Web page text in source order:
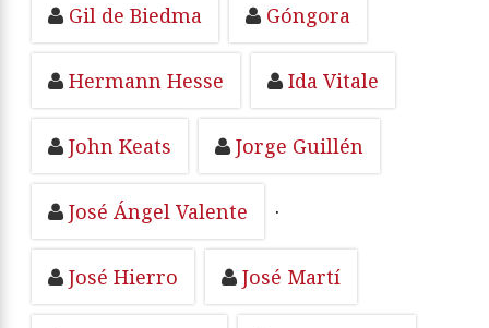
Gil de Biedma Góngora
Hermann Hesse Ida Vitale
John Keats Jorge Guillén
José Ángel Valente ·
José Hierro José Martí